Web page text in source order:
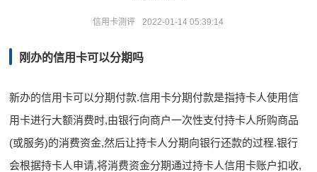
信用卡测评 2022-01-14 05:39:14
刚办的信用卡可以分期吗
新办的信用卡可以分期付款.信用卡分期付款是指持卡人使用信
用卡进行大额消费时,由银行向商户一次性支付持卡人所购商品
(或服务)的消费资金,然后让持卡人分期向银行还款的过程.银行
会根据持卡人申请,将消费资金分期通过持卡人信用卡账户扣收,